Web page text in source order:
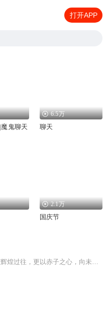
打开APP
鬼聊天
6.5万
聊天
2.1万
国庆节